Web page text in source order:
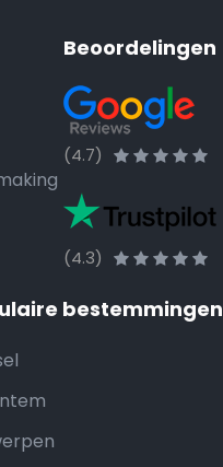
Beoordelingen
(4.7)
(4.3)
bestemmingen